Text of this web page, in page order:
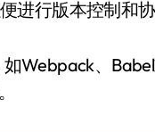
进行版本控制和协
Webpack、